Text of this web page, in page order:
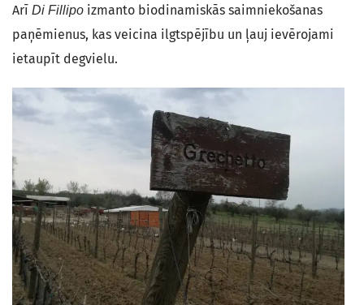
Arī Di Fillipo izmanto biodinamiskās saimniekošanas
paņēmienus, kas veicina ilgtspējību un ļauj ievērojami
ietaupīt degvielu.